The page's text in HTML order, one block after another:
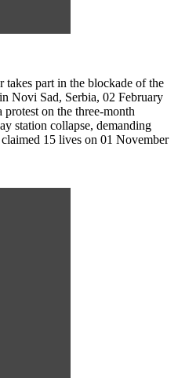
takes part in the blockade of the
Novi Sad, Serbia, 02 February
on the three-month
station collapse, demanding
15 lives on 01 November